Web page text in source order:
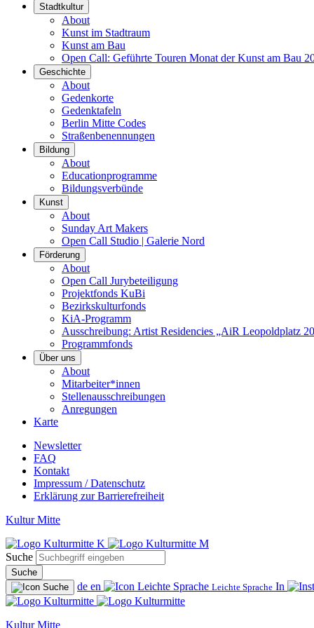
Stadtkultur
About
Kunst im Stadtraum
Kunst am Bau
Open Call: Geführte Touren Monat der Kunst am Bau
Geschichte
About
Gedenkorte
Gedenktafeln
Berlin Mitte Codes
Straßenbenennungen
Bildung
About
Educationprogramme
Bildungsverbünde
Kunst
About
Sunday Art Makers
Open Call Studio | Galerie Nord
Förderung
About
Open Call Jurybeteiligung
Projektfonds KuBi
Bezirkskulturfonds
KiA-Programm
Ausschreibung: Artist Residencies „AiR Leopoldplatz
Programmfonds
Über uns
About
Mitarbeiter*innen
Stellenausschreibungen
Anregungen
Karte
Newsletter
FAQ
Kontakt
Impressum / Datenschutz
Erklärung zur Barrierefreiheit
Kultur Mitte
Suche
Suche
de en Leichte Sprache In
Kultur Mitte